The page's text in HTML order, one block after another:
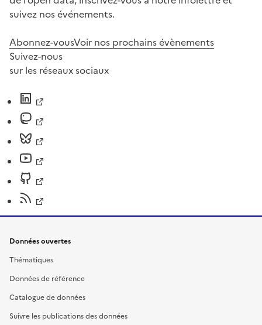
suivez nos événements.
Abonnez-vousVoir nos prochains évènements
Suivez-nous
sur les réseaux sociaux
Données ouvertes
Thématiques
Données de référence
Catalogue de données
Suivre les publications des données